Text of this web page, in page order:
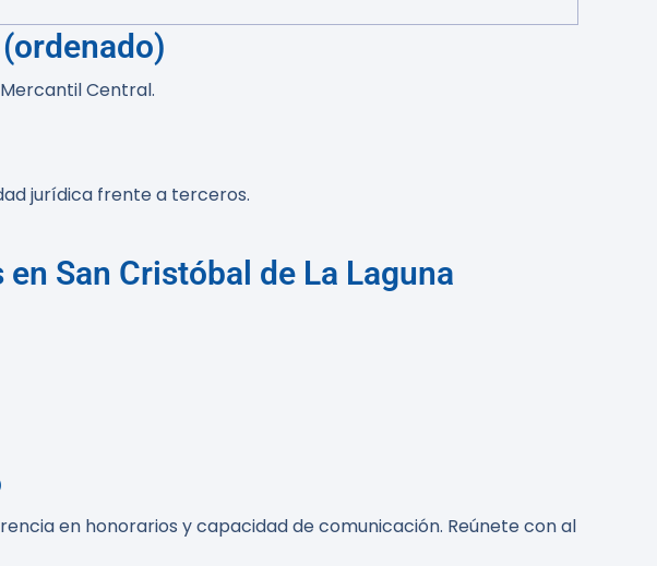
Central.
jurídica frente a terceros.
San Cristóbal de La Laguna
en honorarios y capacidad de comunicación. Reúnete con al